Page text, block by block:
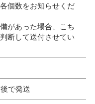
個数をお知らせくだ
があった場合、こち
断して送付させてい
で発送